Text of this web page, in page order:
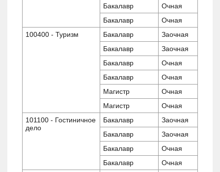
Бакалавр
Очная
Бакалавр
Очная
100400 - Туризм
Бакалавр
Заочная
Бакалавр
Заочная
Бакалавр
Очная
Бакалавр
Очная
Магистр
Очная
Магистр
Очная
101100 - Гостиничное
дело
Бакалавр
Заочная
Бакалавр
Заочная
Бакалавр
Очная
Бакалавр
Очная